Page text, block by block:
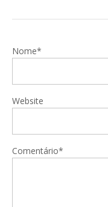
Nome*
Website
Comentário*